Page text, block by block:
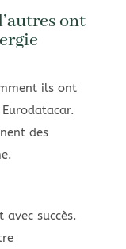
ont
ils ont
des
succès.